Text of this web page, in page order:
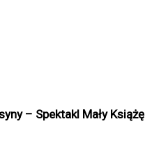
– Spektakl Mały Książę